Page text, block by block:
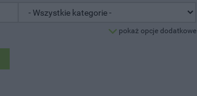
pokaż opcje dodatkowe